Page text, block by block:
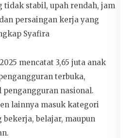
tidak stabil, upah rendah, jam
persaingan kerja yang
Syafira
mencatat 3,65 juta anak
terbuka,
nasional.
lainnya masuk kategori
bekerja, belajar, maupun